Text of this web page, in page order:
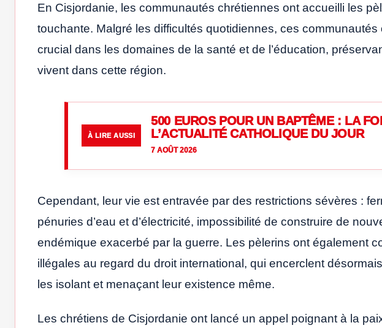
En Cisjordanie, les communautés chrétiennes ont accueilli les
touchante. Malgré les difficultés quotidiennes, ces
crucial dans les domaines de la santé et de l’éducation,
vivent dans cette région.
À LIRE AUSSI
500 EUROS POUR UN BAPTÊME : LA
L’ACTUALITÉ CATHOLIQUE DU JOUR
7 AOÛT 2026
Cependant, leur vie est entravée par des restrictions sévères :
pénuries d’eau et d’électricité, impossibilité de construire de
endémique exacerbé par la guerre. Les pèlerins ont également
illégales au regard du droit international, qui encerclent
les isolant et menaçant leur existence même.
Les chrétiens de Cisjordanie ont lancé un appel poignant à la